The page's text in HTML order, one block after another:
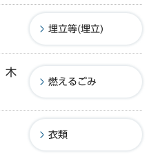
埋立等(埋立)
木
燃えるごみ
衣類